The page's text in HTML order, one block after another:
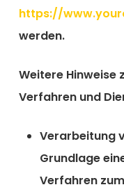
https://
werden.
Weitere Hinweise
Verfahren und
Verarbeitung
Grundlage
Verfahren